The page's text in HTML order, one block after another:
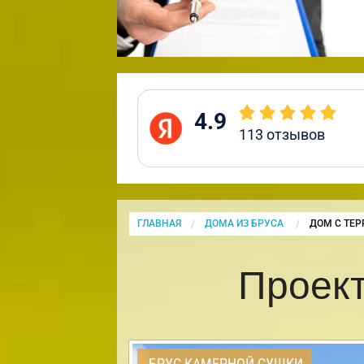
4.9 113 отзывов
ГЛАВНАЯ ДОМА ИЗ БРУСА CURRENT:
ДОМ С